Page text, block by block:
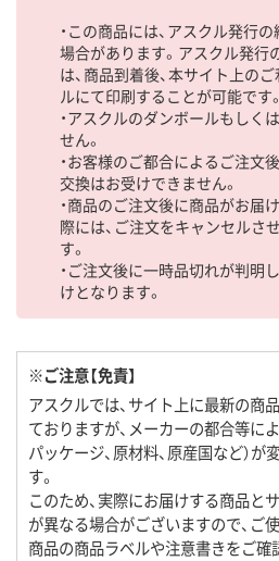
・この商品には、アスクル発行
場合があります。アスクル発行
は、商品到着後、本サイト上の
ルにて印刷することが可能です。
・アスクルのダンボールもしく
せん。
・お客様のご都合によるご注文
交換はお受けできません。
・商品のご注文後に商品がお届
際には、ご注文をキャンセルさ
す。
・ご注文後に一時品切れが判明
けとなります。
※ご注意【免責】
アスクルでは、サイト上に最新の商
ておりますが、メーカーの都合等によ
パッケージ、原材料、原産国など）
す。
このため、実際にお届けする商品と
が異なる場合がございますので、ご
商品の商品ラベルや注意書きをご確